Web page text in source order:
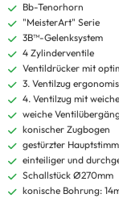
Bb-Tenorhorn
"MeisterArt" Serie
3B™-Gelenksystem
4 Zylinderventile
Ventildrücker mit
3. Ventilzug
4. Ventilzug mit
weiche
konischer Zugbogen
gestürzter
einteiliger und
Schallstück Ø270mm
konische Bohrung: